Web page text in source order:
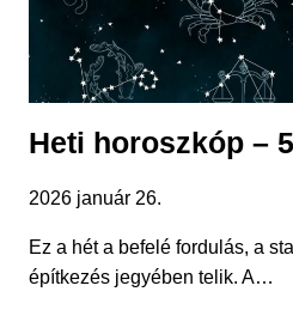
Heti horoszkóp –
2026 január 26.
Ez a hét a befelé fordulás, a
építkezés jegyében telik. A…